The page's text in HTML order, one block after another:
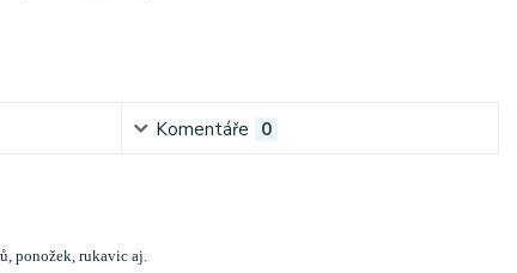
Komentáře 0
ponožek, rukavic aj.